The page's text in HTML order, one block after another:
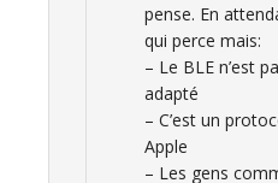
pense. En
qui perce mais:
– Le BLE n’est
adapté
– C’est un
Apple
– Les gens